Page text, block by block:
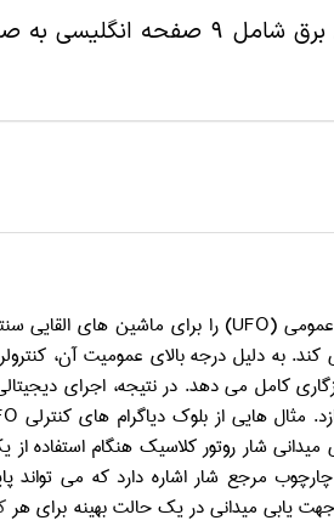
(
UFO) را برای ماشین های القایی
به دلیل درجه بالای عمومیت آن،
کامل می دهد. در نتیجه، اجرای
مثال هایی از بلوک دیاگرام های کنترلی
شار روتور کلاسیک هنگام استفاده
چارچوب مرجع شار اشاره دارد که می
یابی میدانی در یک حالت بهینه برای هر